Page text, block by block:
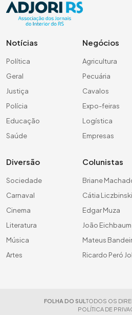
Notícias
Política
Geral
Justiça
Polícia
Educação
Saúde
Negócios
Agricultura
Pecuária
Cavalos
Expo-feiras
Logística
Empresas
Diversão
Sociedade
Carnaval
Cinema
Literatura
Música
Artes
Colunistas
Briane
Cátia Liczbinski
Edgar Muza
João Eichbaum
Mateus
Ricardo Peró
FOLHA DO SUL TODOS OS
POLÍTICA DE